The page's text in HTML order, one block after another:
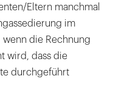
Eltern manchmal
im
die Rechnung
wird, dass die
durchgeführt